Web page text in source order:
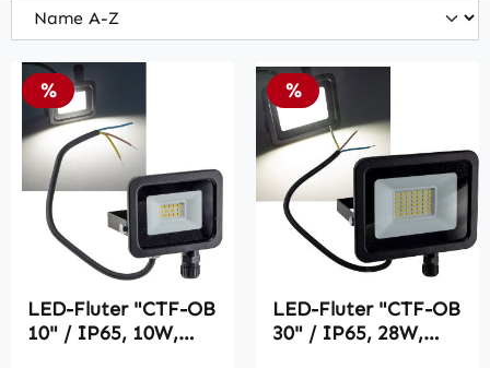
Rabatt
%
LED-Fluter "CTF-OB
10" / IP65, 10W,
Rabatt
%
LED-Fluter "CTF-OB
30" / IP65, 28W,